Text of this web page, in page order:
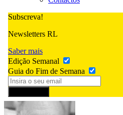
Subscreva!
Newsletters RL
Saber mais
Edição Semanal
Guia do Fim de Semana